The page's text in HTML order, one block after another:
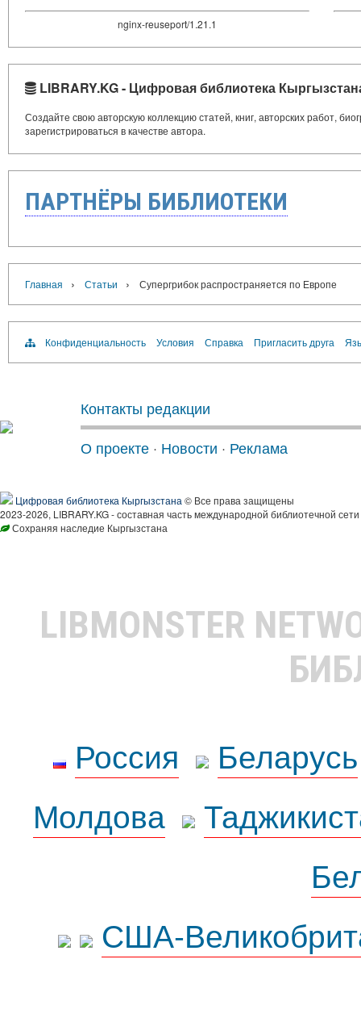
nginx-reuseport/1.21.1
LIBRARY.KG - Цифровая библиотека
Создайте свою авторскую коллекцию статей, книг, авторских работ,
зарегистрироваться в качестве автора.
ПАРТНЁРЫ БИБЛИОТЕКИ
Главная › Статьи › Супергрибок распространяется по Европе
Конфиденциальность Условия Справка Пригласить друга
Контакты редакции
О проекте · Новости · Реклама
Цифровая библиотека Кыргызстана © Все права защищены
2023-2026, LIBRARY.KG - составная часть международной библиотечной
Сохраняя наследие Кыргызстана
LIBMONSTER
Россия
Беларусь
Молдова
США-